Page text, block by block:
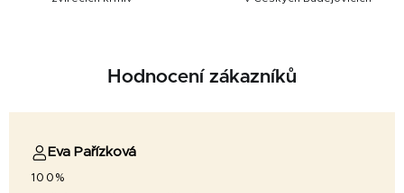
Hodnocení zákazníků
Eva Pařízková
100%